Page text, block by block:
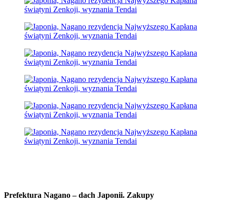
Prefektura Nagano – dach Japonii. Zakupy